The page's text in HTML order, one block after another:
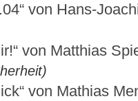
von Hans-
von Matthias
von Mathias